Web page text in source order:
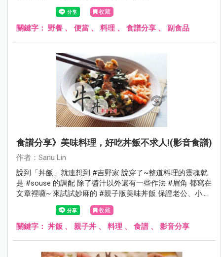
收藏
關鍵字： 野餐 、 便當 、 料理 、 食譜分享 、 副食品
食譜分享》美味料理，好吃丼飯不求人!(影音食譜)
作者：Sanu Lin
說到「丼飯」就連想到 #吉野家 說穿了~整道料理的靈魂就
是 #souse 的調配 除了醬汁以外還有一些作法 #眉角 都寫在
文章裡囉~ 來試試妙麻的 #親子版美味丼飯 保證老公、小孩
都會愛上的賀租咪
收藏
關鍵字： 丼飯 、 親子丼 、 料理 、 食譜 、 影音分享